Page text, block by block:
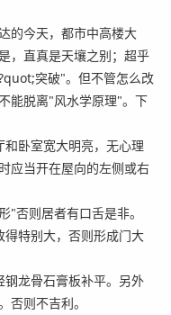
的今天，都市中高楼大
，直真是天壤之别；超乎
突破"。但不管怎么改
能脱离"风水学原理"。下
卧室宽大明亮，无心理
应当开在屋向的左侧或右
"否则居者有口舌是非。
特别大，否则形成门大
龙骨石膏板补平。另外
否则不吉利。